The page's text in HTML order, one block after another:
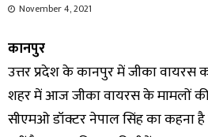
November 4, 2021
कानपुर
उत्तर प्रदेश के कानपुर में जीका वायरस
शहर में आज जीका वायरस के मामलों
सीएमओ डॉक्टर नेपाल सिंह का कहना